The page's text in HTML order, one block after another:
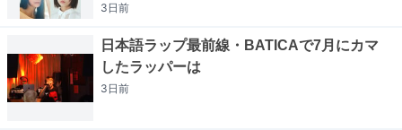
3日前
日本語ラップ最前線・BATICAで7月にカマ
したラッパーは
3日前